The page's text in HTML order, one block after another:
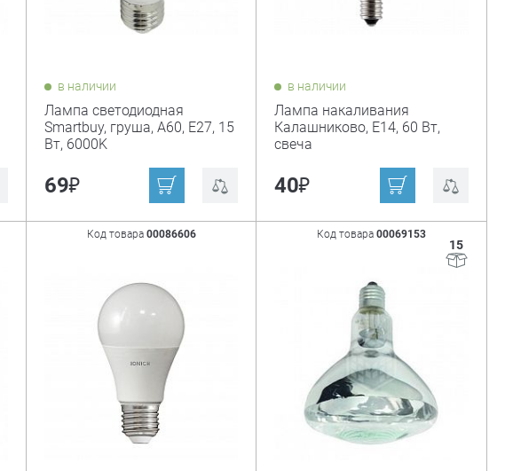
в наличии
Лампа светодиодная
Smartbuy, груша, A60, Е27, 15
Вт, 6000K
69₽
в наличии
Лампа накаливания
Калашниково, E14, 60 Вт,
свеча
40₽
Код товара 00086606 Код товара00069153
15